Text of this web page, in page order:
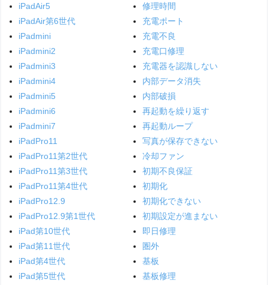
iPadAir5
iPadAir第6世代
iPadmini
iPadmini2
iPadmini3
iPadmini4
iPadmini5
iPadmini6
iPadmini7
iPadPro11
iPadPro11第2世代
iPadPro11第3世代
iPadPro11第4世代
iPadPro12.9
iPadPro12.9第1世代
iPad第10世代
iPad第11世代
iPad第4世代
iPad第5世代
修理時間
充電ポート
充電不良
充電口修理
充電器を認識しない
内部データ消失
内部破損
再起動を繰り返す
再起動ループ
写真が保存できない
冷却ファン
初期不良保証
初期化
初期化できない
初期設定が進まない
即日修理
圏外
基板
基板修理